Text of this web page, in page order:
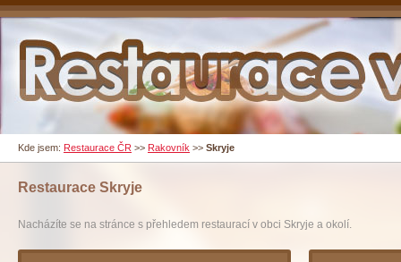
Kde jsem: Restaurace ČR >> Rakovník >> Skryje
Restaurace Skryje
Nacházíte se na stránce s přehledem restaurací v obci Skryje a okolí.